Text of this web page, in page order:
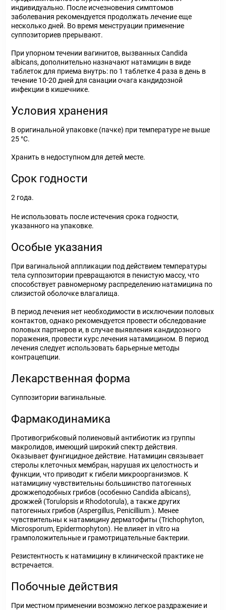
индивидуально. После исчезновения симптомов
заболевания рекомендуется продолжать лечение еще
несколько дней. Во время менструации применение
суппозиториев прерывают.
При упорном течении вагинитов, вызванных Candida
albicans, дополнительно назначают натамицин в виде
таблеток для приема внутрь: по 1 таблетке 4 раза в день в
течение 10-20 дней для санации очага кандидозной
инфекции в кишечнике.
Условия хранения
В оригинальной упаковке (пачке) при температуре не выше
25 °C.
Хранить в недоступном для детей месте.
Срок годности
2 года.
Не использовать после истечения срока годности,
указанного на упаковке.
Особые указания
При вагинальной аппликации под действием температуры
тела суппозитории превращаются в пенистую массу, что
способствует равномерному распределению натамицина по
слизистой оболочке влагалища.
В период лечения нет необходимости в исключении половых
контактов, однако рекомендуется провести обследование
половых партнеров и, в случае выявления кандидозного
поражения, провести курс лечения натамицином. В период
лечения следует использовать барьерные методы
контрацепции.
Лекарственная форма
Суппозитории вагинальные.
Фармакодинамика
Противогрибковый полиеновый антибиотик из группы
макролидов, имеющий широкий спектр действия.
Оказывает фунгицидное действие. Натамицин связывает
стеролы клеточных мембран, нарушая их целостность и
функции, что приводит к гибели микроорганизмов. К
натамицину чувствительны большинство патогенных
дрожжеподобных грибов (особенно Candida albicans),
дрожжей (Torulopsis и Rhodotorula), а также других
патогенных грибов (Aspergillus, Penicillium.). Менее
чувствительны к натамицину дерматофиты (Trichophyton,
Microsporum, Epidermophyton). Не влияет in vitro на
грамположительные и грамотрицательные бактерии.
Резистентность к натамицину в клинической практике не
встречается.
Побочные действия
При местном применении возможно легкое раздражение и